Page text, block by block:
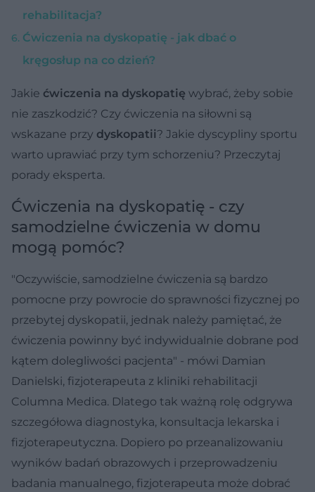
rehabilitacja?
Ćwiczenia na dyskopatię - jak dbać o
kręgosłup na co dzień?
Jakie ćwiczenia na dyskopatię wybrać, żeby sobie
nie zaszkodzić? Czy ćwiczenia na siłowni są
wskazane przy dyskopatii? Jakie dyscypliny sportu
warto uprawiać przy tym schorzeniu? Przeczytaj
porady eksperta.
Ćwiczenia na dyskopatię - czy
samodzielne ćwiczenia w domu
mogą pomóc?
"Oczywiście, samodzielne ćwiczenia są bardzo
pomocne przy powrocie do sprawności fizycznej po
przebytej dyskopatii, jednak należy pamiętać, że
ćwiczenia powinny być indywidualnie dobrane pod
kątem dolegliwości pacjenta" - mówi Damian
Danielski, fizjoterapeuta z kliniki rehabilitacji
Columna Medica. Dlatego tak ważną rolę odgrywa
szczegółowa diagnostyka, konsultacja lekarska i
fizjoterapeutyczna. Dopiero po przeanalizowaniu
wyników badań obrazowych i przeprowadzeniu
badania manualnego, fizjoterapeuta może dobrać